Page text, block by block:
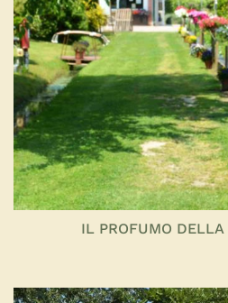
IL PROFUMO DELLA